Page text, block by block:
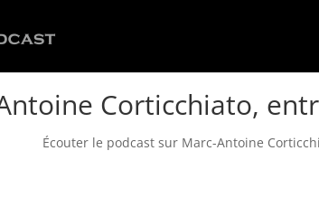
Corticchiato,
Écouter le podcast sur Marc-Antoine